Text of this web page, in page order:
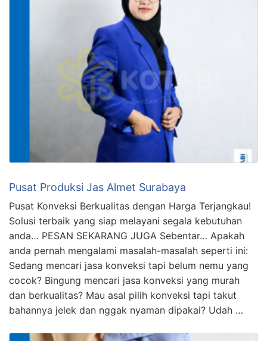
Pusat Produksi Jas Almet Surabaya
Pusat Konveksi Berkualitas dengan Harga Terjangkau!
Solusi terbaik yang siap melayani segala kebutuhan
anda… PESAN SEKARANG JUGA Sebentar… Apakah
anda pernah mengalami masalah-masalah seperti ini:
Sedang mencari jasa konveksi tapi belum nemu yang
cocok? Bingung mencari jasa konveksi yang murah
dan berkualitas? Mau asal pilih konveksi tapi takut
bahannya jelek dan nggak nyaman dipakai? Udah …